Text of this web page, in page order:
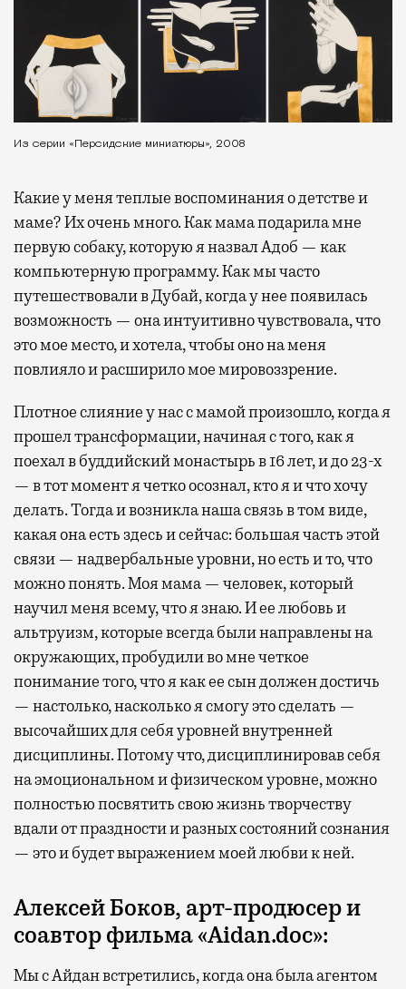
Из серии «Персидские миниатюры», 2008
Какие у меня теплые воспоминания о детстве и
маме? Их очень много. Как мама подарила мне
первую собаку, которую я назвал Адоб — как
компьютерную программу. Как мы часто
путешествовали в Дубай, когда у нее появилась
возможность — она интуитивно чувствовала, что
это мое место, и хотела, чтобы оно на меня
повлияло и расширило мое мировоззрение.
Плотное слияние у нас с мамой произошло, когда я
прошел трансформации, начиная с того, как я
поехал в буддийский монастырь в 16 лет, и до 23-х
— в тот момент я четко осознал, кто я и что хочу
делать. Тогда и возникла наша связь в том виде,
какая она есть здесь и сейчас: большая часть этой
связи — надвербальные уровни, но есть и то, что
можно понять. Моя мама — человек, который
научил меня всему, что я знаю. И ее любовь и
альтруизм, которые всегда были направлены на
окружающих, пробудили во мне четкое
понимание того, что я как ее сын должен достичь
— настолько, насколько я смогу это сделать —
высочайших для себя уровней внутренней
дисциплины. Потому что, дисциплинировав себя
на эмоциональном и физическом уровне, можно
полностью посвятить свою жизнь творчеству
вдали от праздности и разных состояний сознания
— это и будет выражением моей любви к ней.
Алексей Боков, арт-продюсер и
соавтор фильма «Aidan.doc»:
Мы с Айдан встретились, когда она была агентом